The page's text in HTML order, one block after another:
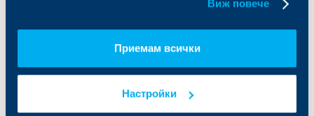
Виж повече
Приемам всички
Настройки
Управление
ОББ Асет мениджмънт
ОББ Застрахователен брокер